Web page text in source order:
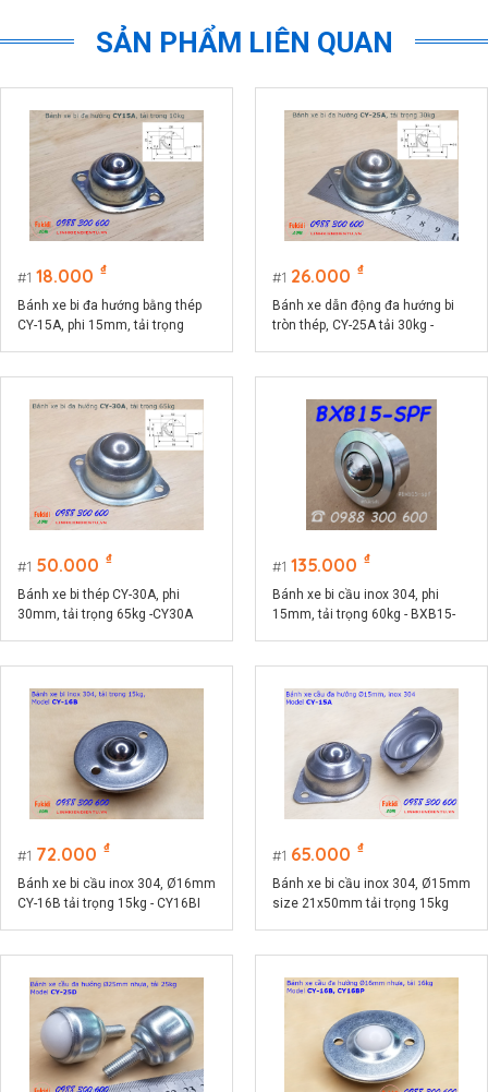
SẢN PHẨM LIÊN QUAN
1 18.000 ₫
Bánh xe bi đa hướng bằng thép
CY-15A, phi 15mm, tải trọng
1 26.000 ₫
Bánh xe dẫn động đa hướng bi
tròn thép, CY-25A tải 30kg -
1 50.000 ₫
Bánh xe bi thép CY-30A, phi
30mm, tải trọng 65kg -CY30A
1 135.000 ₫
Bánh xe bi cầu inox 304, phi
15mm, tải trọng 60kg - BXB15-
1 72.000 ₫
Bánh xe bi cầu inox 304, Ø16mm
CY-16B tải trọng 15kg - CY16BI
1 65.000 ₫
Bánh xe bi cầu inox 304, Ø15mm
size 21x50mm tải trọng 15kg